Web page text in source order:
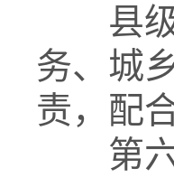
县级
务、城
责，配
第六